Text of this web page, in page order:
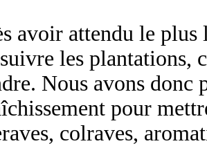
avoir attendu le plus
les plantations,
Nous avons
pour
colraves,